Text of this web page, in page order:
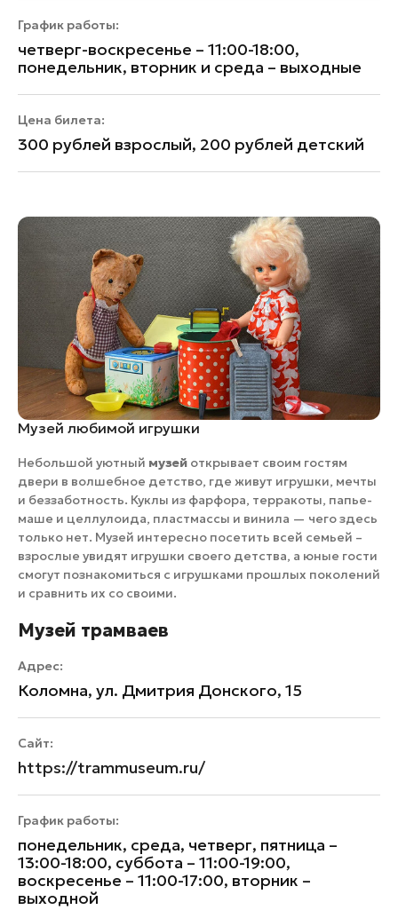
График работы:
четверг-воскресенье – 11:00-18:00,
понедельник, вторник и среда – выходные
Цена билета:
300 рублей взрослый, 200 рублей детский
Музей любимой игрушки
Небольшой уютный музей открывает своим гостям
двери в волшебное детство, где живут игрушки, мечты
и беззаботность. Куклы из фарфора, терракоты, папье-
маше и целлулоида, пластмассы и винила — чего здесь
только нет. Музей интересно посетить всей семьей –
взрослые увидят игрушки своего детства, а юные гости
смогут познакомиться с игрушками прошлых поколений
и сравнить их со своими.
Музей трамваев
Адрес:
Коломна, ул. Дмитрия Донского, 15
Сайт:
https://trammuseum.ru/
График работы:
понедельник, среда, четверг, пятница –
13:00-18:00, суббота – 11:00-19:00,
воскресенье – 11:00-17:00, вторник –
выходной